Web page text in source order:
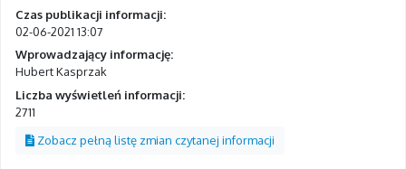
Czas publikacji informacji:
02-06-2021 13:07
Wprowadzający informację:
Hubert Kasprzak
Liczba wyświetleń informacji:
2711
Zobacz pełną listę zmian czytanej informacji